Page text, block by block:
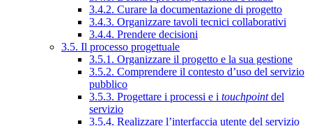
3.4.2. Curare la documentazione di progetto
3.4.3. Organizzare tavoli tecnici collaborativi
3.4.4. Prendere decisioni
3.5. Il processo progettuale
3.5.1. Organizzare il progetto e la sua gestione
3.5.2. Comprendere il contesto d’uso del servizio
pubblico
3.5.3. Progettare i processi e i touchpointdel
servizio
3.5.4. Realizzare l’interfaccia utente del servizio